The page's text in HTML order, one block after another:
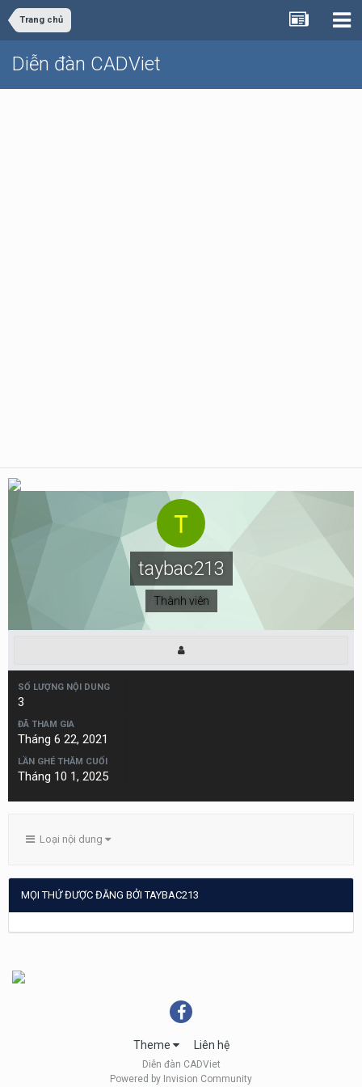
Trang chủ
Diễn đàn CADViet
taybac213
Thành viên
SỐ LƯỢNG NỘI DUNG
3
ĐÃ THAM GIA
Tháng 6 22, 2021
LẦN GHÉ THĂM CUỐI
Tháng 10 1, 2025
Loại nội dung
MỌI THỨ ĐƯỢC ĐĂNG BỞI TAYBAC213
Theme Liên hệ
Diễn đàn CADViet
Powered by Invision Community